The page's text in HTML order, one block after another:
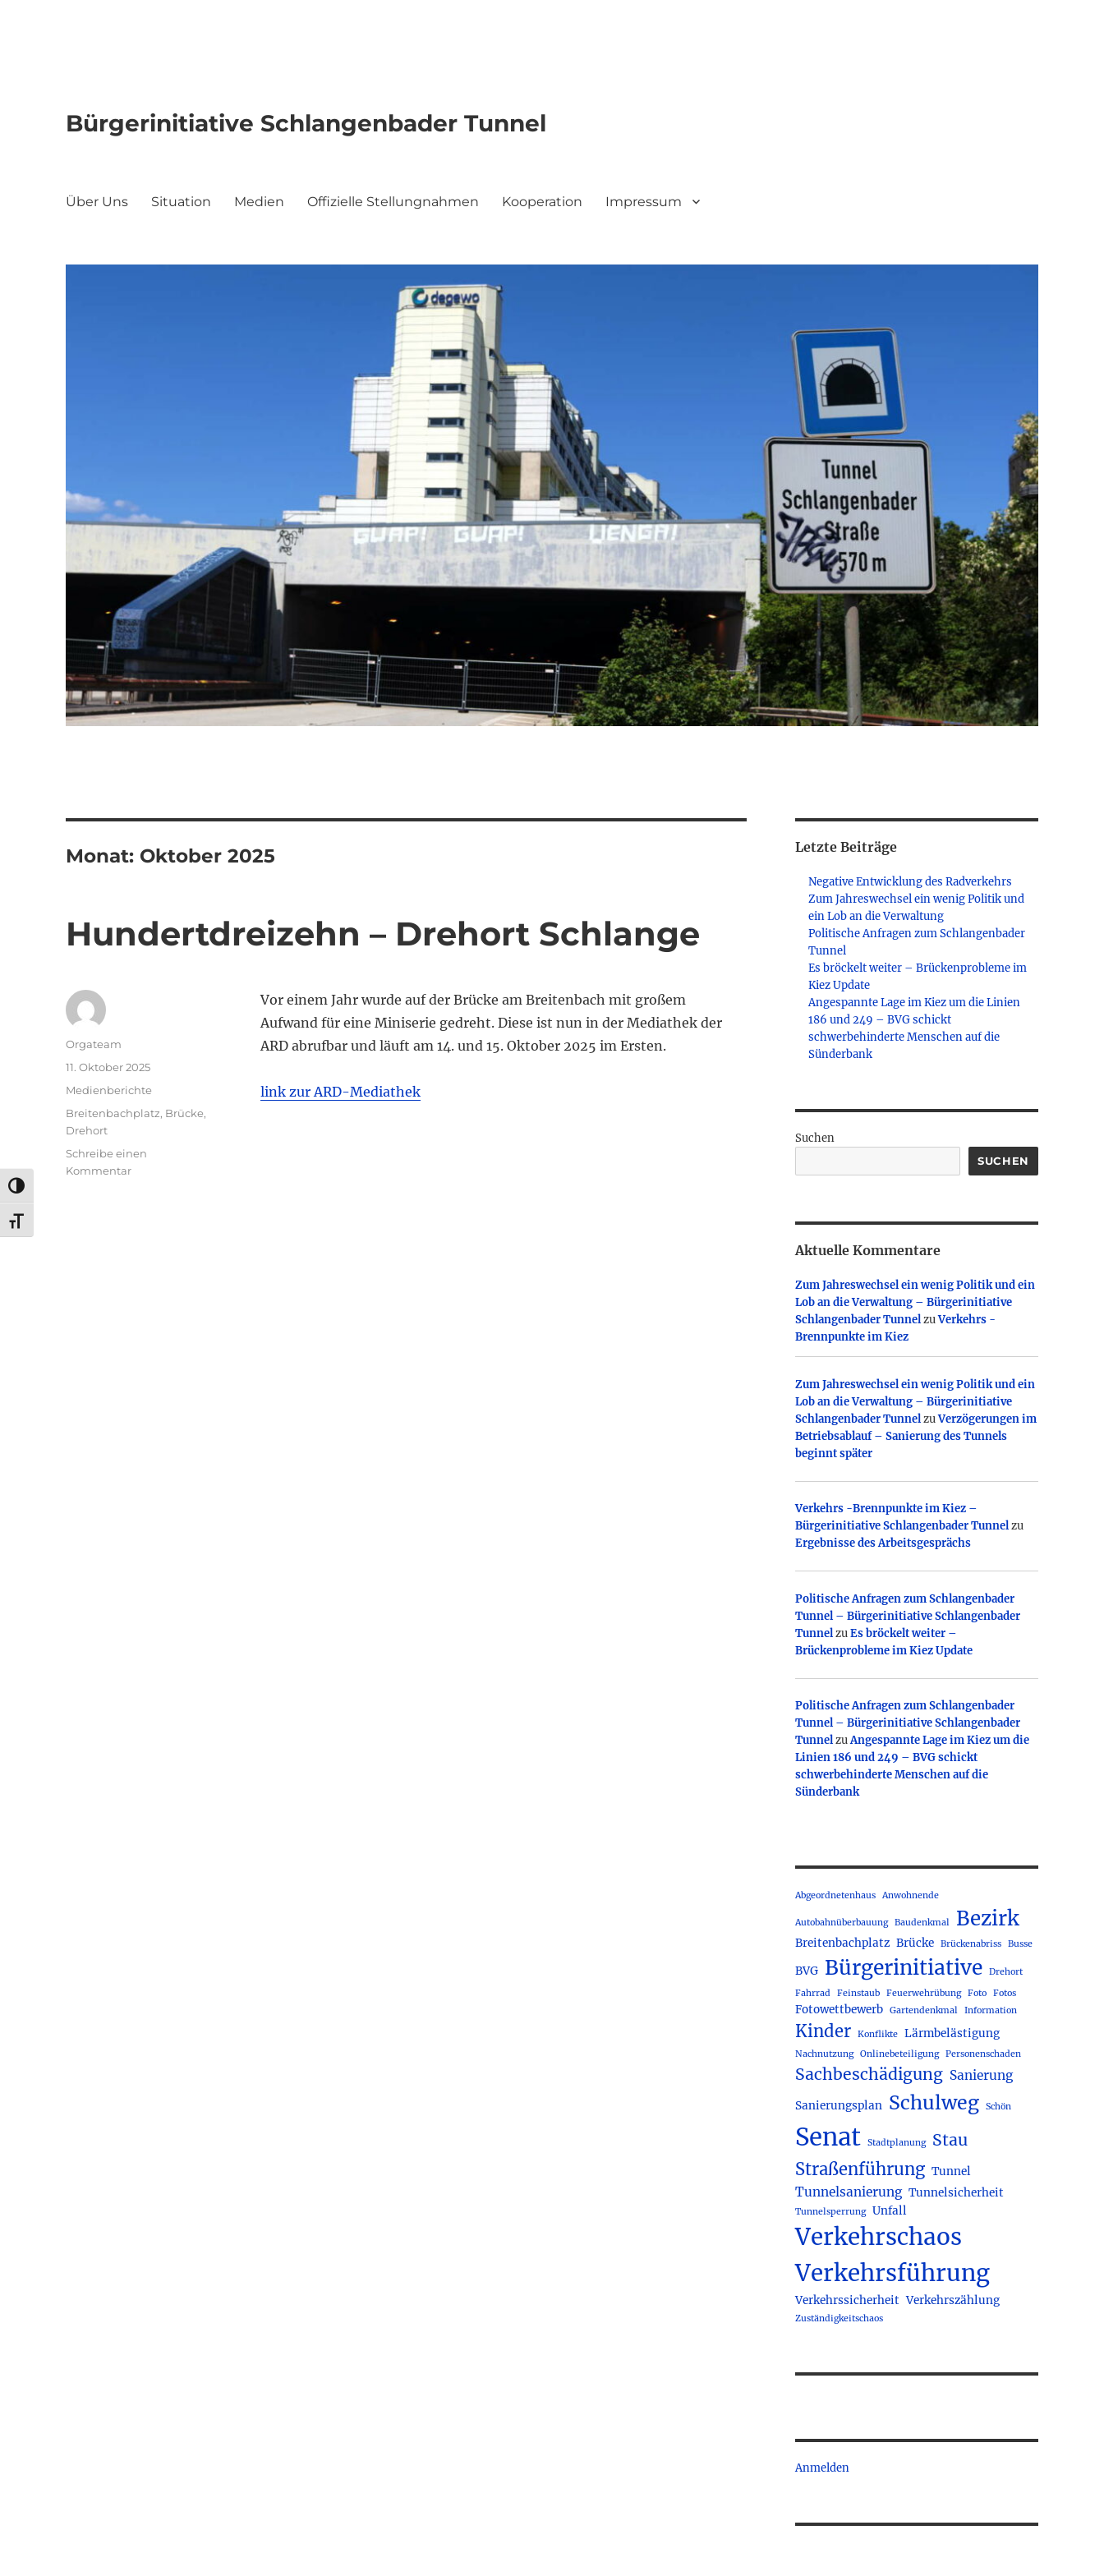
UMSCHALTEN AUF HOHE KONTRASTE
SCHRIFT VERGRÖSSERN
Bürgerinitiative Schlangenbader Tunnel
Über Uns Situation Medien Offizielle Stellungnahmen Kooperation Impressum
Monat: Oktober 2025
Hundertdreizehn – Drehort Schlange
Vor einem Jahr wurde auf der Brücke am Breitenbach mit großem
Aufwand für eine Miniserie gedreht. Diese ist nun in der Mediathek der
ARD abrufbar und läuft am 14. und 15. Oktober 2025 im Ersten.
link zur ARD-Mediathek
Autor
Orgateam
Veröffentlicht
am
11. Oktober 2025
Kategorien
Medienberichte
Schlagwörter
Breitenbachplatz, Brücke,
Drehort
Schreibe einen
Kommentarzu
Letzte Beiträge
Negative Entwicklung des Radverkehrs
Zum Jahreswechsel ein wenig Politik und
ein Lob an die Verwaltung
Politische Anfragen zum Schlangenbader
Tunnel
Es bröckelt weiter – Brückenprobleme im
Kiez Update
Angespannte Lage im Kiez um die Linien
186 und 249 – BVG schickt
schwerbehinderte Menschen auf die
Sünderbank
Suchen
SUCHEN
Aktuelle Kommentare
Zum Jahreswechsel ein wenig Politik und ein
Lob an die Verwaltung – Bürgerinitiative
Schlangenbader TunnelzuVerkehrs -
Brennpunkte im Kiez
Zum Jahreswechsel ein wenig Politik und ein
Lob an die Verwaltung – Bürgerinitiative
Schlangenbader TunnelzuVerzögerungen im
Betriebsablauf – Sanierung des Tunnels
beginnt später
Verkehrs -Brennpunkte im Kiez –
Bürgerinitiative Schlangenbader Tunnelzu
Ergebnisse des Arbeitsgesprächs
Politische Anfragen zum Schlangenbader
Tunnel – Bürgerinitiative Schlangenbader
TunnelzuEs bröckelt weiter –
Brückenprobleme im Kiez Update
Politische Anfragen zum Schlangenbader
Tunnel – Bürgerinitiative Schlangenbader
TunnelzuAngespannte Lage im Kiez um die
Linien 186 und 249 – BVG schickt
schwerbehinderte Menschen auf die
Sünderbank
Abgeordnetenhaus Anwohnende
Autobahnüberbauung Baudenkmal Bezirk
Breitenbachplatz Brücke Brückenabriss Busse
BVG Bürgerinitiative
Drehort
Fahrrad
Feinstaub Feuerwehrübung Foto Fotos
Fotowettbewerb Gartendenkmal Information
Kinder Konflikte Lärmbelästigung
Nachnutzung Onlinebeteiligung Personenschaden
Sachbeschädigung Sanierung
Sanierungsplan Schulweg Schön
Senat Stadtplanung Stau
Straßenführung Tunnel
Tunnelsanierung Tunnelsicherheit
Tunnelsperrung Unfall
Verkehrschaos
Verkehrsführung
Verkehrssicherheit Verkehrszählung
Zuständigkeitschaos
Anmelden